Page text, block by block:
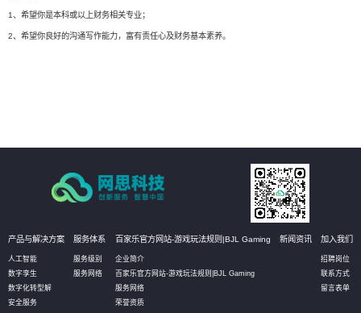
1、希望你是本科或以上财务相关专业；
2、希望你良好的沟通写作能力，富有责任心及财务基本素养。
产品与解决方案
人工智能
数字孪生
数字化转型解
安全服务
服务体系
服务级别
服务网络
百家乐官方网站-游戏玩法规则|BJL Gaming
企业简介
百家乐官方网站-游戏玩法规则|BJL Gaming
服务网络
荣誉资质
新闻资讯 加入我们
招聘岗位
联系方式
留言表单